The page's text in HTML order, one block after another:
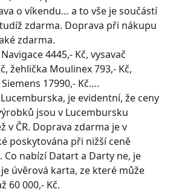
o víkendu… a to vše je součástí
zdarma. Doprava při nákupu
zdarma.
4445,- Kč, vysavač
žehlička Moulinex 793,- Kč,
17990,- Kč….
je evidentní, že ceny
jsou v Lucembursku
v ČR. Doprava zdarma je v
poskytována při nižší ceně
Co nabízí Datart a Darty ne, je
úvěrová karta, ze které může
60 000,- Kč.